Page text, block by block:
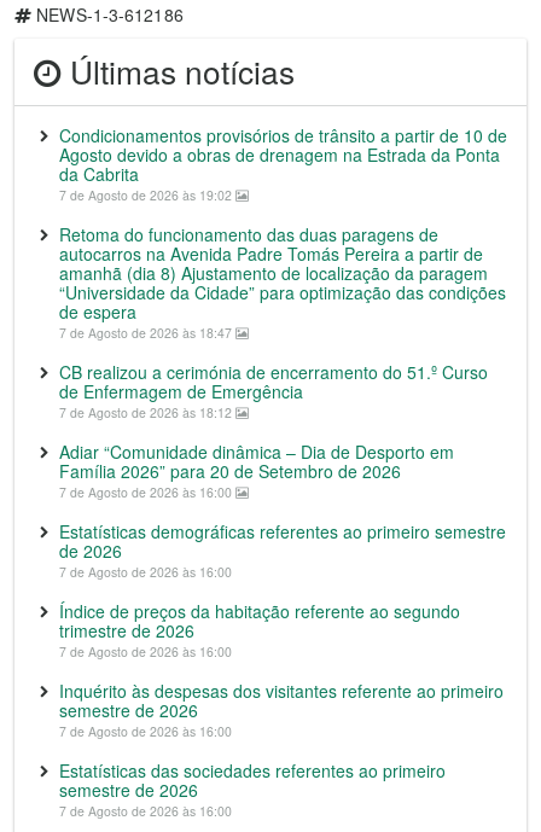
NEWS-1-3-612186
Últimas notícias
Condicionamentos provisórios de trânsito a partir de 10 de
Agosto devido a obras de drenagem na Estrada da Ponta
da Cabrita
7 de Agosto de 2026 às 19:02
Retoma do funcionamento das duas paragens de
autocarros na Avenida Padre Tomás Pereira a partir de
amanhã (dia 8) Ajustamento de localização da paragem
“Universidade da Cidade” para optimização das condições
de espera
7 de Agosto de 2026 às 18:47
CB realizou a cerimónia de encerramento do 51.º Curso
de Enfermagem de Emergência
7 de Agosto de 2026 às 18:12
Adiar “Comunidade dinâmica – Dia de Desporto em
Família 2026” para 20 de Setembro de 2026
7 de Agosto de 2026 às 16:00
Estatísticas demográficas referentes ao primeiro semestre
de 2026
7 de Agosto de 2026 às 16:00
Índice de preços da habitação referente ao segundo
trimestre de 2026
7 de Agosto de 2026 às 16:00
Inquérito às despesas dos visitantes referente ao primeiro
semestre de 2026
7 de Agosto de 2026 às 16:00
Estatísticas das sociedades referentes ao primeiro
semestre de 2026
7 de Agosto de 2026 às 16:00